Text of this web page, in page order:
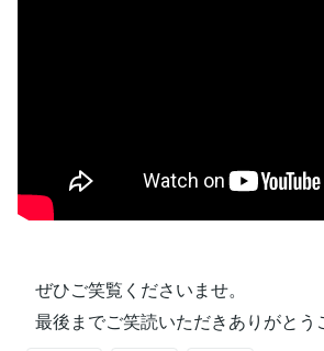
ぜひご笑覧くださいませ。
最後までご笑読いただきありがとう